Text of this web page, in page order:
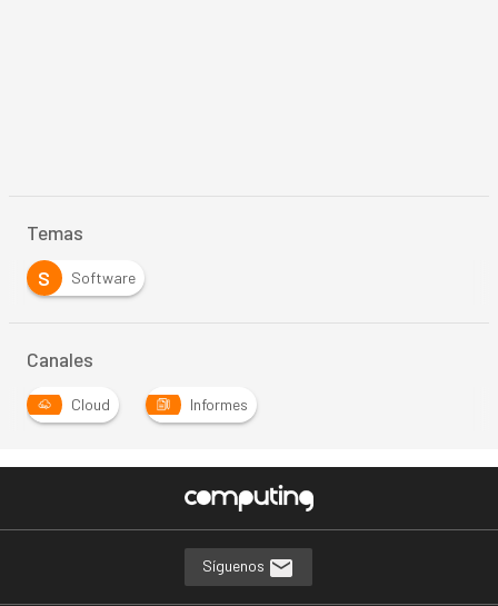
Temas
S
Software
Canales
Cloud Informes
Síguenos